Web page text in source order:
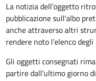
La notizia dell’oggetto
pubblicazione sull'albo
anche attraverso altri
rendere noto l’elenco
Gli oggetti consegnati
partire dall'ultimo giorno